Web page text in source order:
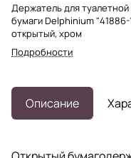
Держатель для туалетной
бумаги Delphinium "41886-
открытый, хром
Подробности
Описание